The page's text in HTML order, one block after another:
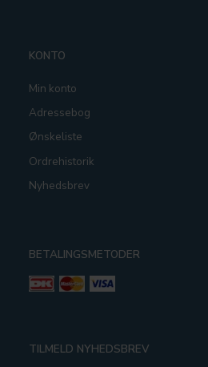
KONTO
Min konto
Adressebog
Ønskeliste
Ordrehistorik
Nyhedsbrev
BETALINGSMETODER
TILMELD NYHEDSBREV